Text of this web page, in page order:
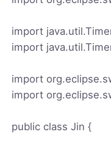
import
import
import
import
public class Jin {